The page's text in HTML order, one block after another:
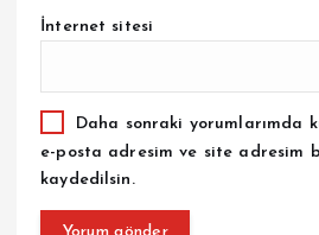
İnternet sitesi
Daha sonraki yorumlarımda
e-posta adresim ve site adresim
kaydedilsin.